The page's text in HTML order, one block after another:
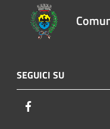
SEGUICI SU